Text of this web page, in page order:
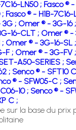
LN50 ; Fasco ® -
; Fasco ® - H1B-7C16-
; Omer ® - 3G-16 ;
16-CLT ; Omer ® -
Omer ® - 3G-16-SL ;
F ; Omer ® - 3G-FV ;
A50-SERIES ;
; Senco ® - SFT10
® - SFW05-C ;
10 ; Senco ® -
C ;
sur la base du prix